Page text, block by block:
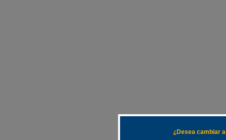
¿Desea cambiar